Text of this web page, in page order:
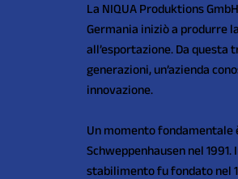
La NIQUA Produktions
Germania iniziò a produrre
all’esportazione. Da
generazioni, un’azienda
innovazione.
Un momento fondamentale
Schweppenhausen nel
stabilimento fu fondato nel